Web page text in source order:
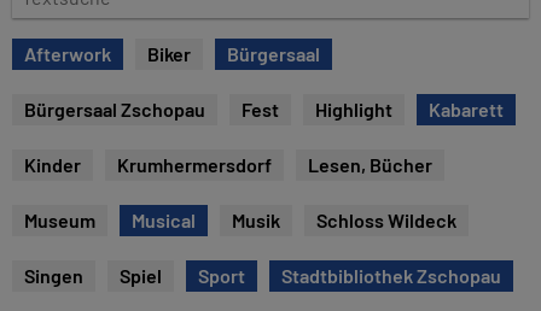
e
x
t
Afterwork Biker Bürgersaal
Bürgersaal Zschopau Fest Highlight Kabarett
Kinder Krumhermersdorf Lesen, Bücher
Museum Musical Musik Schloss Wildeck
Singen Spiel Sport Stadtbibliothek Zschopau